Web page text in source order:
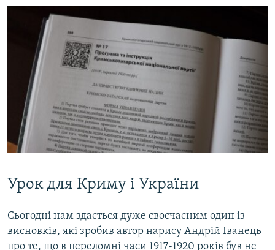
Урок для Криму і України
Сьогодні нам здається дуже своєчасним один із
висновків, які зробив автор нарису Андрій Іванець
про те, що в переломні часи 1917-1920 років був не